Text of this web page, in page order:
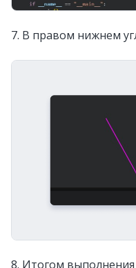
7. В правом нижнем
8. Итогом выполнения